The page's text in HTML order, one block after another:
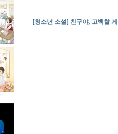
[청소년 소설] 친구야, 고백할